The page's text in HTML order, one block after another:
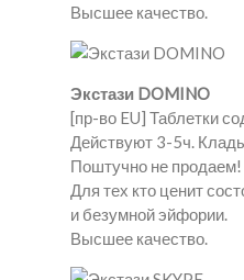
Высшее качество.
Экстази DOMINO
[пр-во EU] Таблетки
Действуют 3-5ч.
Поштучно не продаем!
Для тех кто ценит
и безумной эйфории.
Высшее качество.